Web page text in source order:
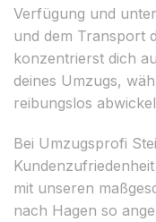
Verfügung und
und dem Transport
konzentrierst dich
deines Umzugs,
reibungslos
Bei Umzugsprofi
mit unseren
nach Hagen so